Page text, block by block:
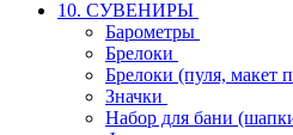
10. СУВЕНИРЫ
Барометры
Брелоки
Брелоки (пуля, макет
Значки
Набор для бани